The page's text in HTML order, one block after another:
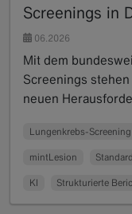
Screenings in
06.2026
Mit dem
Screenings
neuen
Lungenkrebs-Screening
mintLesion
KI Strukturierte